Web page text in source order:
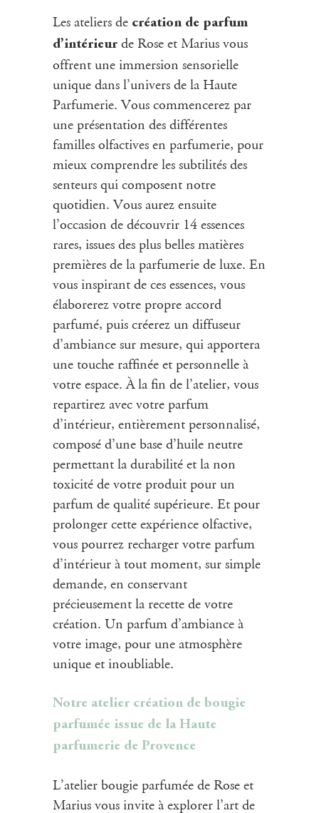
Les ateliers de création de parfum
d’intérieur de Rose et Marius vous
offrent une immersion sensorielle
unique dans l’univers de la Haute
Parfumerie. Vous commencerez par
une présentation des différentes
familles olfactives en parfumerie, pour
mieux comprendre les subtilités des
senteurs qui composent notre
quotidien. Vous aurez ensuite
l’occasion de découvrir 14 essences
rares, issues des plus belles matières
premières de la parfumerie de luxe. En
vous inspirant de ces essences, vous
élaborerez votre propre accord
parfumé, puis créerez un diffuseur
d’ambiance sur mesure, qui apportera
une touche raffinée et personnelle à
votre espace. À la fin de l’atelier, vous
repartirez avec votre parfum
d’intérieur, entièrement personnalisé,
composé d’une base d’huile neutre
permettant la durabilité et la non
toxicité de votre produit pour un
parfum de qualité supérieure. Et pour
prolonger cette expérience olfactive,
vous pourrez recharger votre parfum
d’intérieur à tout moment, sur simple
demande, en conservant
précieusement la recette de votre
création. Un parfum d’ambiance à
votre image, pour une atmosphère
unique et inoubliable.
Notre atelier création de bougie
parfumée issue de la Haute
parfumerie de Provence
L’atelier bougie parfumée de Rose et
Marius vous invite à explorer l’art de